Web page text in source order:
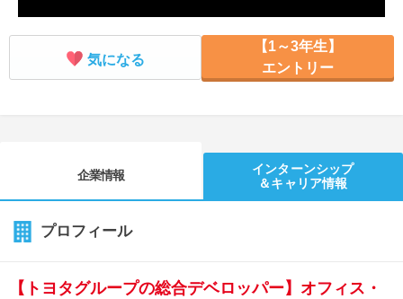
気になる
【1～3年生】
エントリー
企業情報
インターンシップ
＆キャリア情報
プロフィール
【トヨタグループの総合デベロッパー】オフィス・